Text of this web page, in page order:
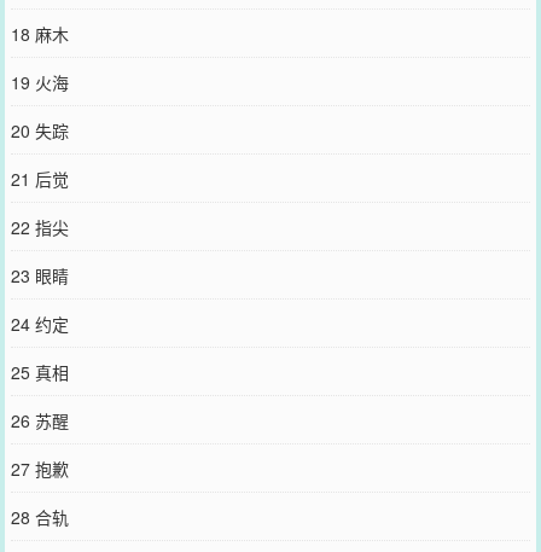
18 麻木
19 火海
20 失踪
21 后觉
22 指尖
23 眼睛
24 约定
25 真相
26 苏醒
27 抱歉
28 合轨